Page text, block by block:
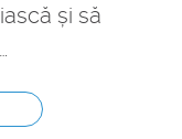
și să